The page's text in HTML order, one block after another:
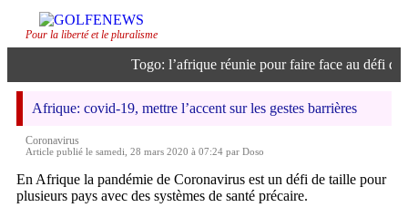
Pour la liberté et le pluralisme
Togo: l’afrique réunie pour faire face au défi
Afrique: covid-19, mettre l’accent sur les gestes barrières
Coronavirus
Article publié le samedi, 28 mars 2020 à 07:24 par Doso
En Afrique la pandémie de Coronavirus est un défi de taille pour
plusieurs pays avec des systèmes de santé précaire.